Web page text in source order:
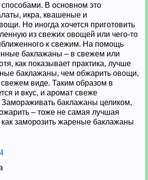
В основном это
икра, квашеные и
Но иногда хочется приготовить
из свежих овощей или чего-то
к свежим. На помощь
баклажаны – в свежем или
как показывает практика, лучше
баклажаны, чем обжарить овощи,
виде. Таким образом в
и вкус, и аромат свеже
Замораживать баклажаны целиком,
– тоже не самая лучшая
как заморозить жареные баклажаны